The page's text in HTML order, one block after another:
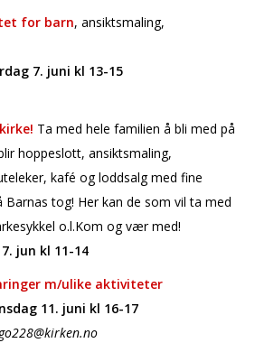
for barn, ansiktsmaling,
7. juni kl 13-15
Ta med hele familien å bli med på
hoppeslott, ansiktsmaling,
kafé og loddsalg med fine
Barnas tog! Her kan de som vil ta med
o.l.Kom og vær med!
jun kl 11-14
m/ulike aktiviteter
11. juni kl 16-17